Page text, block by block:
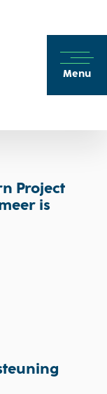
Menu
Project
is